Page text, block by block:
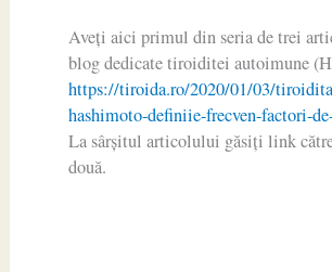
Aveți aici primul din seria de trei
blog dedicate tiroiditei autoimune
https://tiroida.ro/2020/01/03/
hashimoto-definiie-frecven-factori-
La sârșitul articolului găsiți link
două.